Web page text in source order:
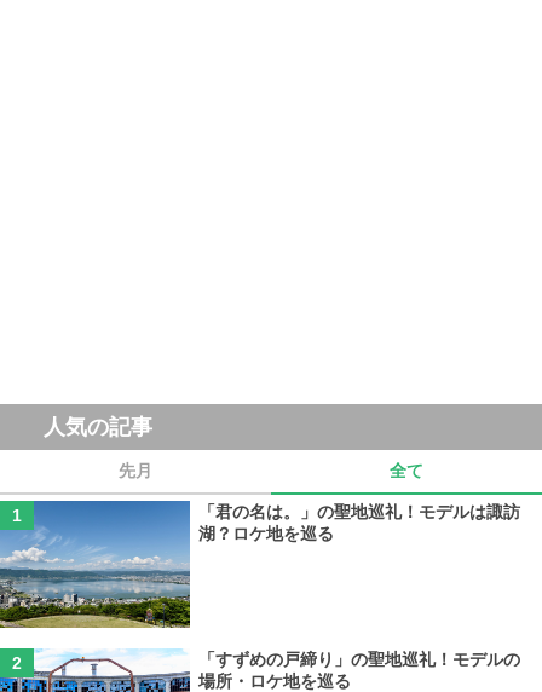
人気の記事
先月 全て
「君の名は。」の聖地巡礼！モデルは諏訪
湖？ロケ地を巡る
「すずめの戸締り」の聖地巡礼！モデルの
場所・ロケ地を巡る